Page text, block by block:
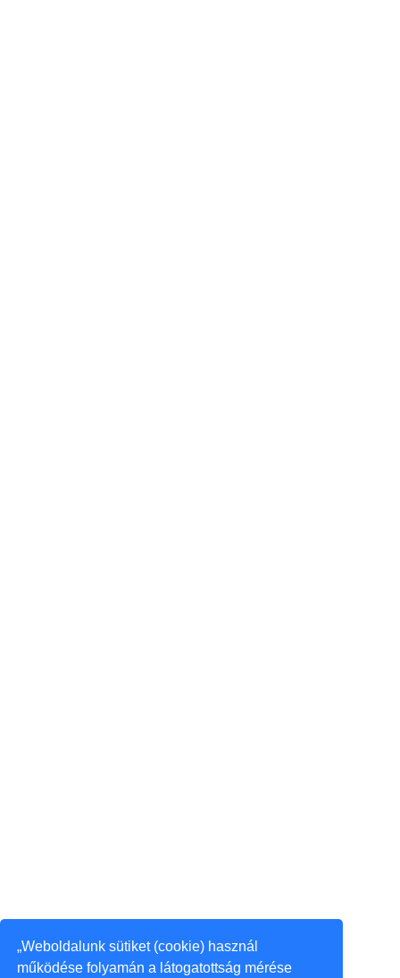
„Weboldalunk sütiket (cookie) használ
működése folyamán a látogatottság mérése